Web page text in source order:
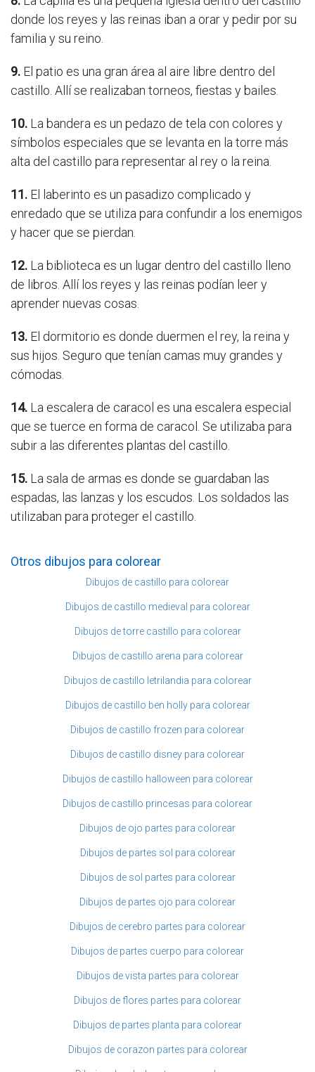
donde los reyes y las reinas iban a orar y pedir por su
familia y su reino.
9. El patio es una gran área al aire libre dentro del
castillo. Allí se realizaban torneos, fiestas y bailes.
10. La bandera es un pedazo de tela con colores y
símbolos especiales que se levanta en la torre más
alta del castillo para representar al rey o la reina.
11. El laberinto es un pasadizo complicado y
enredado que se utiliza para confundir a los enemigos
y hacer que se pierdan.
12. La biblioteca es un lugar dentro del castillo lleno
de libros. Allí los reyes y las reinas podían leer y
aprender nuevas cosas.
13. El dormitorio es donde duermen el rey, la reina y
sus hijos. Seguro que tenían camas muy grandes y
cómodas.
14. La escalera de caracol es una escalera especial
que se tuerce en forma de caracol. Se utilizaba para
subir a las diferentes plantas del castillo.
15. La sala de armas es donde se guardaban las
espadas, las lanzas y los escudos. Los soldados las
utilizaban para proteger el castillo.
Otros dibujos para colorear
Dibujos de castillo para colorear
Dibujos de castillo medieval para colorear
Dibujos de torre castillo para colorear
Dibujos de castillo arena para colorear
Dibujos de castillo letrilandia para colorear
Dibujos de castillo ben holly para colorear
Dibujos de castillo frozen para colorear
Dibujos de castillo disney para colorear
Dibujos de castillo halloween para colorear
Dibujos de castillo princesas para colorear
Dibujos de ojo partes para colorear
Dibujos de partes sol para colorear
Dibujos de sol partes para colorear
Dibujos de partes ojo para colorear
Dibujos de cerebro partes para colorear
Dibujos de partes cuerpo para colorear
Dibujos de vista partes para colorear
Dibujos de flores partes para colorear
Dibujos de partes planta para colorear
Dibujos de corazon partes para colorear